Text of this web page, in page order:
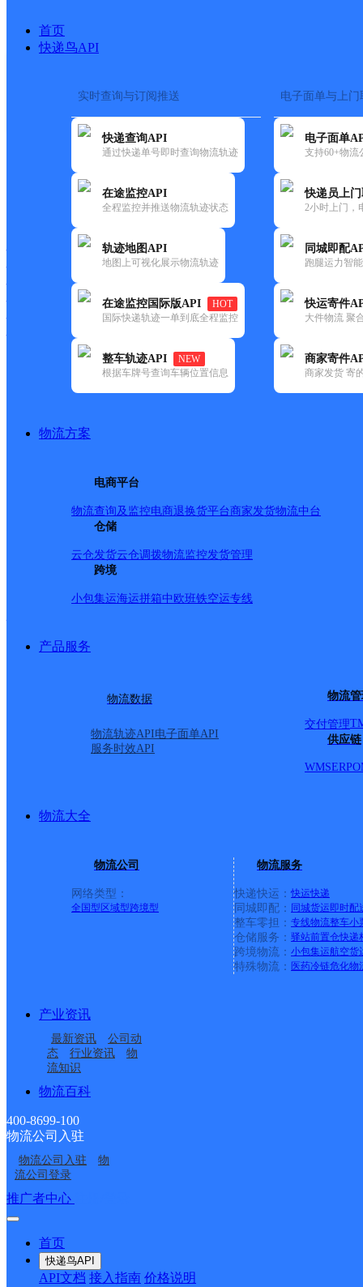
首页
快递鸟API
实时查询与订阅推送
快递查询API
通过快递单号即时查询物流轨迹
在途监控API
全程监控并推送物流轨迹状态
轨迹地图API
地图上可视化展示物流轨迹
在途监控国际版API
HOT
国际快递轨迹一单到底全程监控
整车轨迹API
NEW
根据车牌号查询车辆位置信息
电子面单与上门
电子面单
支持60+物流
快递员上
2小时上门，
同城即配
跑腿运力智
快运寄件
大件物流 聚
商家寄件
商家发货 寄
物流方案
电商平台
物流查询及监控电商退换货平台商家发货物流中台
仓储
云仓发货云仓调拨物流监控发货管理
跨境
小包集运海运拼箱中欧班铁空运专线
产品服务
物流数据
物流轨迹API电子面单API
服务时效API
物流
交付管理
供应链
WMSERP
物流大全
物流公司
网络类型：
全国型 区域型跨境型
物流服务
快递快运： 快运快递
同城即配： 同城货运即时配
整车零担： 专线物流整车小
仓储服务： 驿站前置仓快递
跨境物流： 小包集运航空货
特殊物流： 医药冷链危化物
产业资讯
最新资讯
公司动
态
行业资讯
物
流知识
物流百科
400-8699-100
物流公司入驻
物流公司入驻
物
流公司登录
推广者中心
首页
快递鸟API
API文档 接入指南 价格说明
快递大全> 快递网
快运大全 快递时效
网点筛选
中通快递(9)
东山区(1)
圆通速递,鹤岗市,快递网
派送范围:1、鹤岗市（
区、兴安区、兴山区）
绥滨农场、军川农场、
场、新华农场、延军农
绥滨县
更多号码地址
派送范围:松滨大街东到
（中国人寿）振兴大街
（计生局）南到江边北
绥滨县普阳农场分部
圆通速递
农场分部